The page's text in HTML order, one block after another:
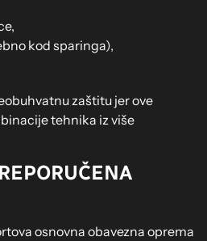
kod sparinga),
zaštitu jer ove
tehnika iz više
osnovna obavezna oprema